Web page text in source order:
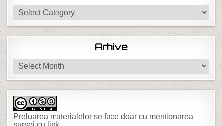
Categories
Arhive
Arhive
Preluarea materialelor se face doar cu mentionarea
sursei cu link.